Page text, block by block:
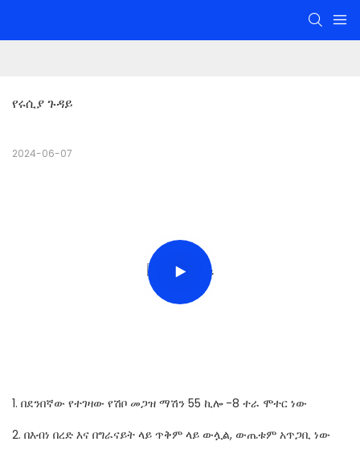
የሩሲያ ጉዳይ
2024-06-07
1. በደንበኛው የተገዛው የሽቦ መጋዝ ማሽን 55 ኪሎ -8 ተራ ሞተር ነው
2. በእብነ በረድ እና በግራናይት ላይ ጥቅም ላይ ውሏል, ውጤቱም አጥጋቢ ነው